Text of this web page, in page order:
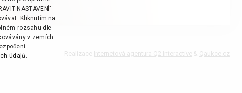
Realizace Internetová agentura Q2 Interactive & Qaukce.cz
NASTAVENÍ"
Kliknutím na
rozsahu dle
v zemích
údajů.